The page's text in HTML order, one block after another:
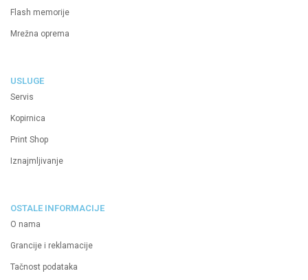
Flash memorije
Mrežna oprema
USLUGE
Servis
Kopirnica
Print Shop
Iznajmljivanje
OSTALE INFORMACIJE
O nama
Grancije i reklamacije
Tačnost podataka